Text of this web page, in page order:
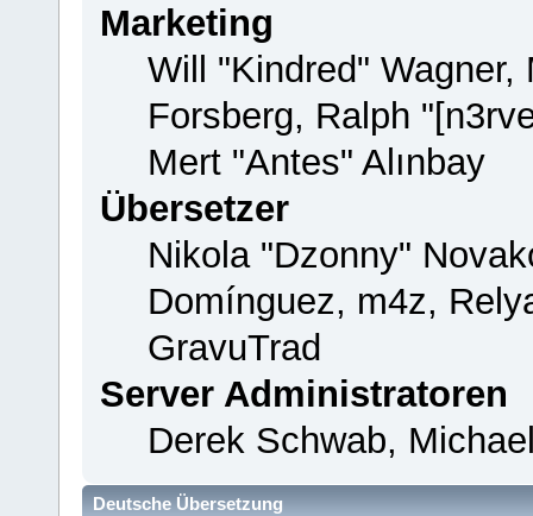
Marketing
Will "Kindred" Wagner,
Forsberg, Ralph
Mert "Antes" Alınbay
Übersetzer
Nikola "Dzonny"
Domínguez, m4z,
GravuTrad
Server Administratoren
Derek Schwab,
Deutsche Übersetzung